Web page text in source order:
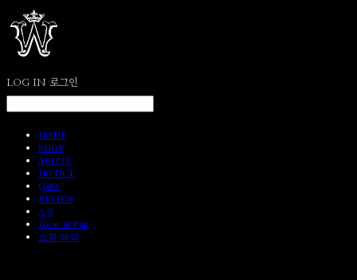
LOG IN 로그인
HOME
SHOP
ABOUT
NOTICE
Q&A
REVIEW
A/S
Wear & Pair
쇼룸 예약